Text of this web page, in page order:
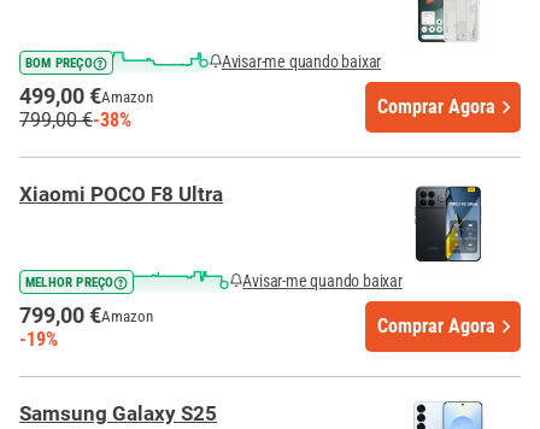
BOM PREÇO Avisar-me quando baixar
499,00 €Amazon
799,00 €-38%
Comprar Agora
Xiaomi POCO F8 Ultra
MELHOR PREÇO Avisar-me quando baixar
799,00 €Amazon
-19%
Comprar Agora
Samsung Galaxy S25